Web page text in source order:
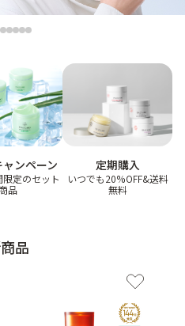
化粧水
美容液
クリーム
エンリッチリフトライン
センシティブライン
ブライトニングライン
34567
ンペーン
定のセット
品
定期購入
いつでも20%OFF&送料
無料
品